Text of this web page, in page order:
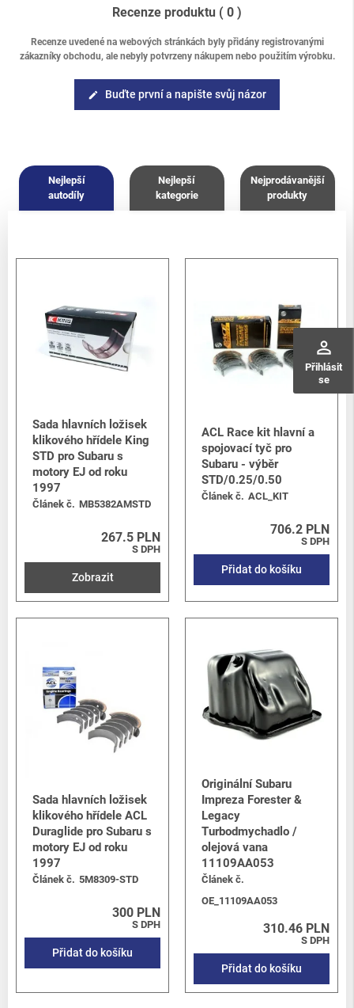
perm_identity
Přihlásit
se
Recenze produktu ( 0 )
Recenze uvedené na webových stránkách byly přidány registrovanými
zákazníky obchodu, ale nebyly potvrzeny nákupem nebo použitím výrobku.
edit Buďte první a napište svůj názor
Nejlepší
autodíly
Nejlepší
kategorie
Nejprodávanější
produkty
Sada hlavních ložisek
klikového hřídele King
STD pro Subaru s
motory EJ od roku
1997
Článek č. MB5382AMSTD
267.5 PLN
S DPH
Zobrazit
ACL Race kit hlavní a
spojovací tyč pro
Subaru - výběr
STD/0.25/0.50
Článek č. ACL_KIT
706.2 PLN
S DPH
Přidat do košíku
Sada hlavních ložisek
klikového hřídele ACL
Duraglide pro Subaru s
motory EJ od roku
1997
Článek č. 5M8309-STD
300 PLN
S DPH
Přidat do košíku
Originální Subaru
Impreza Forester &
Legacy
Turbodmychadlo /
olejová vana
11109AA053
Článek č.
OE_11109AA053
310.46 PLN
S DPH
Přidat do košíku